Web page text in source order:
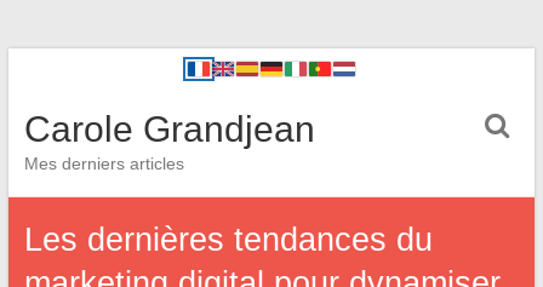
Carole Grandjean
Mes derniers articles
Les dernières tendances du